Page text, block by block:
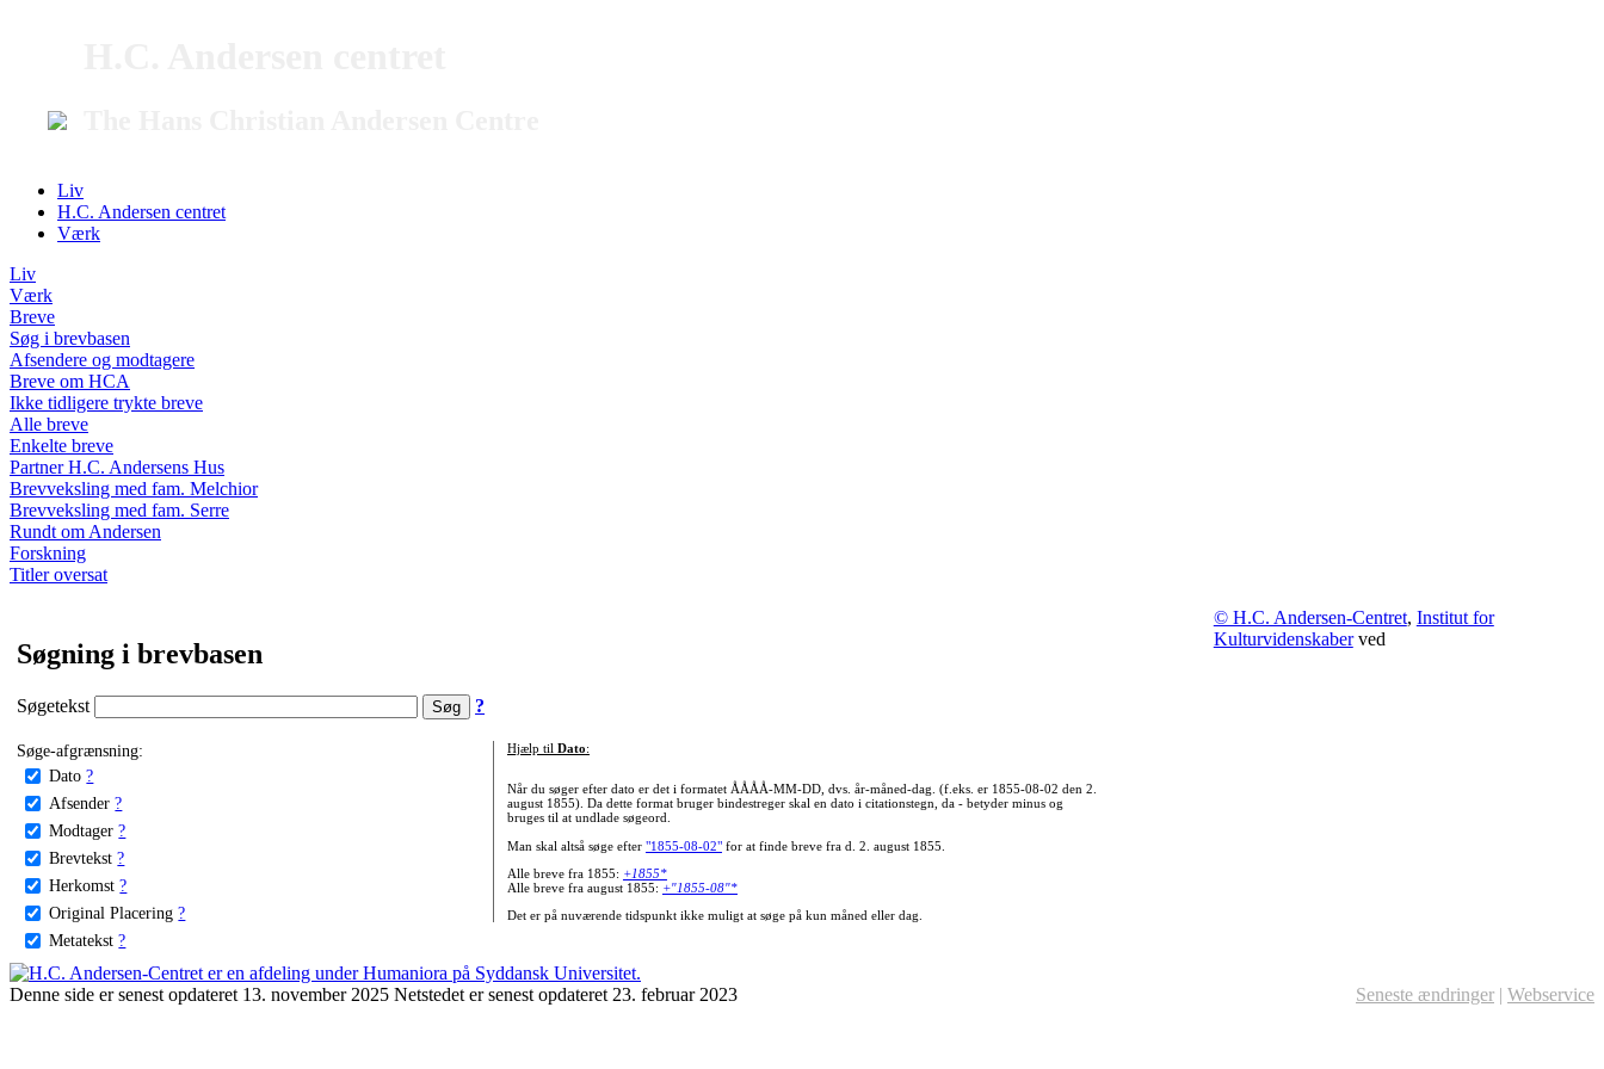
Liv
H.C. Andersen centret
Værk
Liv
Værk
Breve
Søg i brevbasen
Afsendere og modtagere
Breve om HCA
Ikke tidligere trykte breve
Alle breve
Enkelte breve
Partner H.C. Andersens Hus
Brevveksling med fam. Melchior
Brevveksling med fam. Serre
Rundt om Andersen
Forskning
Titler oversat
Søgning i brevbasen
Søgetekst ?
Søge-afgrænsning:
Dato ?
Afsender ?
Modtager ?
Brevtekst ?
Herkomst ?
Original Placering ?
Metatekst ?
Hjælp til Dato:
Når du søger efter dato er det i formatet ÅÅÅÅ-MM-DD, dvs. år-måned-dag. (f.eks. er 1855-08-02 den 2.
august 1855). Da dette format bruger bindestreger skal en dato i citationstegn, da - betyder minus og
bruges til at undlade søgeord.
Man skal altså søge efter "1855-08-02"for at finde breve fra d. 2. august 1855.
Alle breve fra 1855: +1855*
Alle breve fra august 1855: +"1855-08"*
Det er på nuværende tidspunkt ikke muligt at søge på kun måned eller dag.
© H.C. Andersen-Centret, Institut for
Kulturvidenskaberved
Denne side er senest opdateret 13. november 2025 Netstedet er senest opdateret 23. februar 2023 Seneste ændringer | Webservice